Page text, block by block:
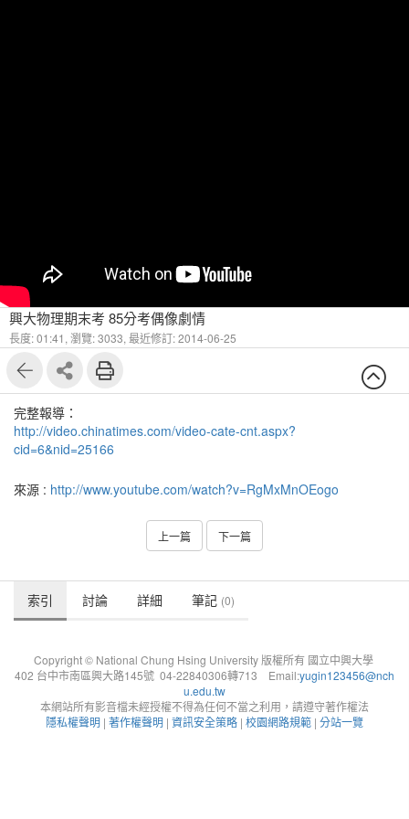
興大物理期末考 85分考偶像劇情
長度: 01:41, 瀏覽: 3033, 最近修訂: 2014-06-25
完整報導：
http://video.chinatimes.com/video-cate-cnt.aspx?
cid=6&nid=25166
來源 : http://www.youtube.com/watch?v=RgMxMnOEogo
上一篇 下一篇
索引 討論 詳細 筆記 (0)
Copyright © National Chung Hsing University 版權所有 國立中興大學
402 台中市南區興大路145號 04-22840306轉713 Email:yugin123456@nch
u.edu.tw
本網站所有影音檔未經授權不得為任何不當之利用，請遵守著作權法
隱私權聲明 | 著作權聲明 | 資訊安全策略 | 校園網路規範 | 分站一覽